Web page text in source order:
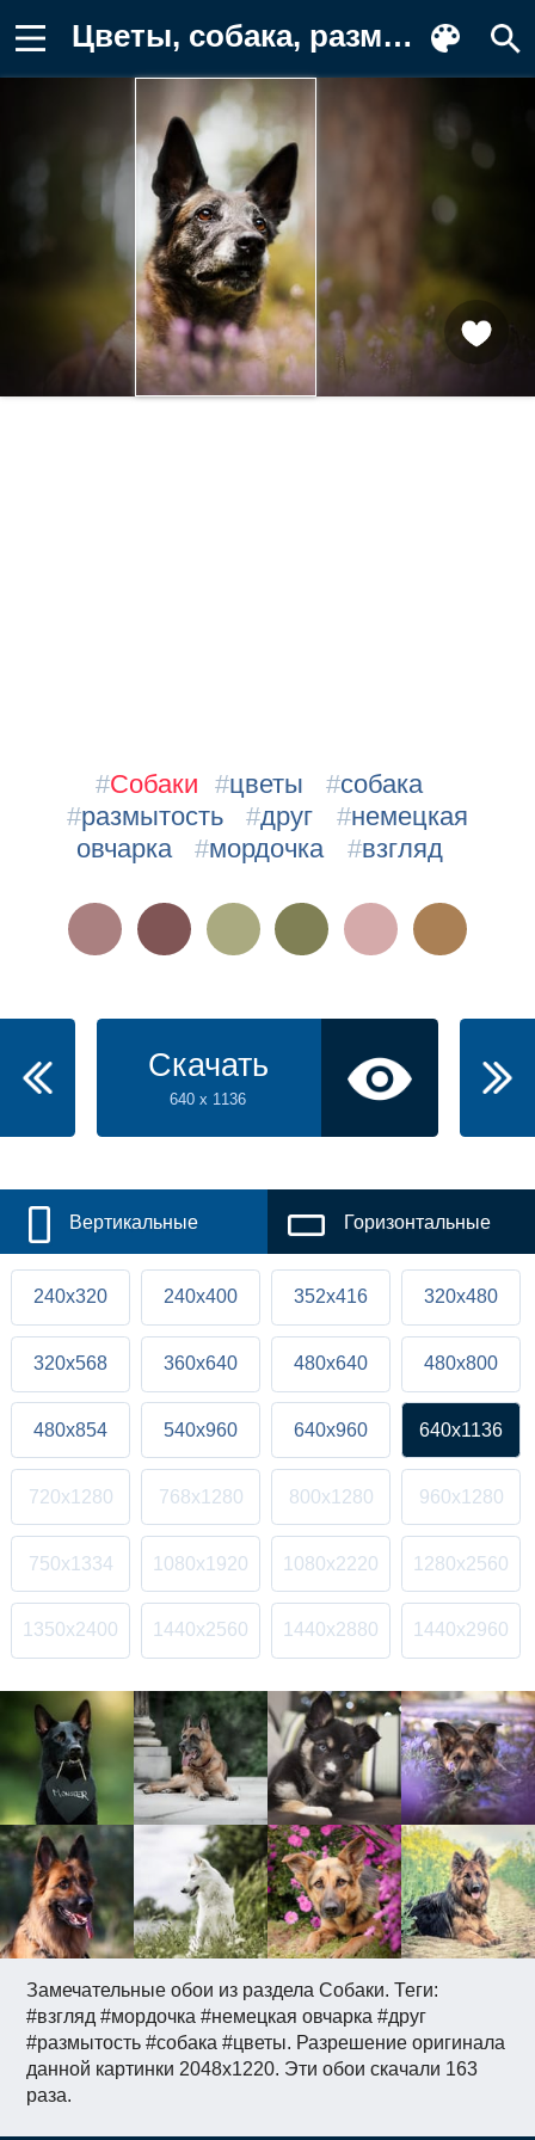
Цветы, собака, размытость, друг Фотография
Замечательные обои из раздела Собаки. Теги:
#взгляд #мордочка #немецкая овчарка #друг
#размытость #собака #цветы. Разрешение оригинала
данной картинки 2048x1220. Эти обои скачали 163
раза.
#Собаки #цветы #собака
#размытость #друг #немецкая
овчарка
#мордочка #взгляд
Скачать
640 x 1136
Вертикальные Горизонтальные
240x320 240x400 352x416 320x480
320x568 360x640 480x640 480x800
480x854 540x960 640x960 640x1136
720x1280 768x1280 800x1280 960x1280
750x1334 1080x1920 1080x2220 1280x2560
1350x2400 1440x2560 1440x2880 1440x2960